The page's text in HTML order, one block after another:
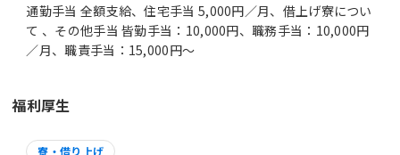
通勤手当 全額支給、住宅手当 5,000円／月、借上げ寮につい
て 、その他手当 皆勤手当：10,000円、職務手当：10,000円
／月、職責手当：15,000円～
福利厚生
寮・借り上げ